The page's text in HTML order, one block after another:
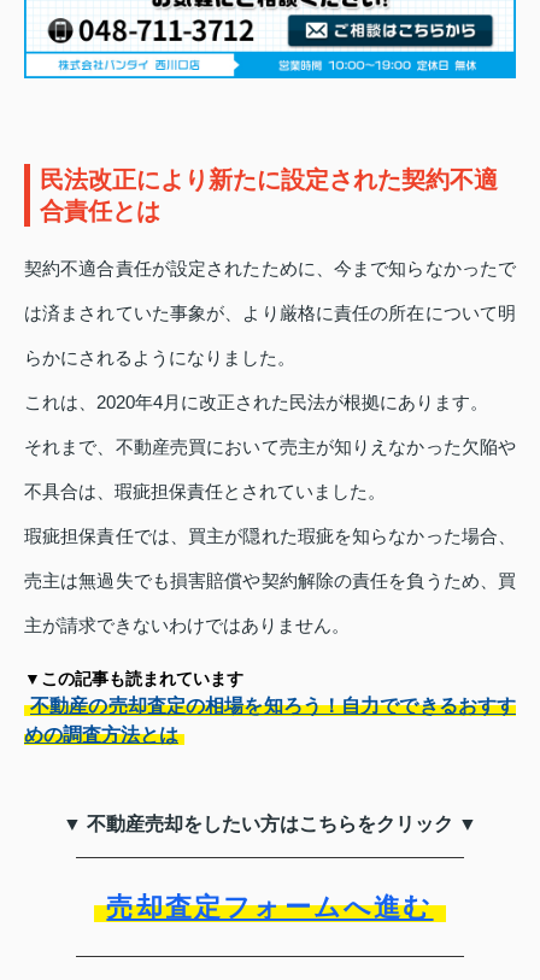
民法改正により新たに設定された契約不適
合責任とは
契約不適合責任が設定されたために、今まで知らなかったで
は済まされていた事象が、より厳格に責任の所在について明
らかにされるようになりました。
これは、2020年4月に改正された民法が根拠にあります。
それまで、不動産売買において売主が知りえなかった欠陥や
不具合は、瑕疵担保責任とされていました。
瑕疵担保責任では、買主が隠れた瑕疵を知らなかった場合、
売主は無過失でも損害賠償や契約解除の責任を負うため、買
主が請求できないわけではありません。
▼この記事も読まれています
不動産の売却査定の相場を知ろう！自力でできるおすす
めの調査方法とは
▼ 不動産売却をしたい方はこちらをクリック ▼
売却査定フォームへ進む